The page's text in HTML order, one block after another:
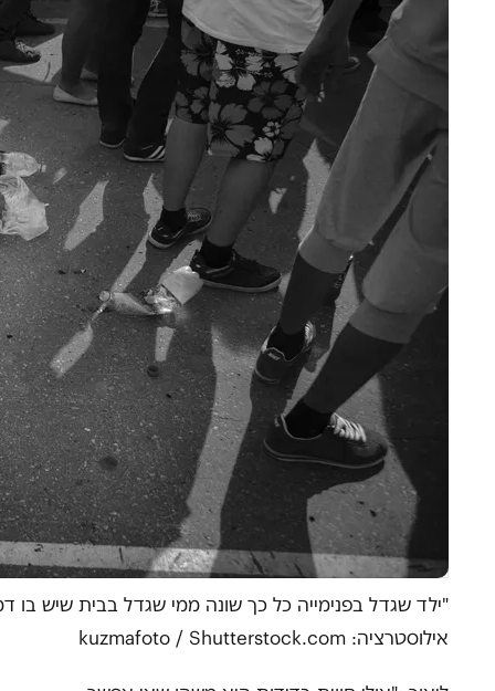
"ילד שגדל בפנימייה כל כך שונה ממי שגדל בבית שיש בו
אילוסטרציה: kuzmafoto / Shutterstock.com